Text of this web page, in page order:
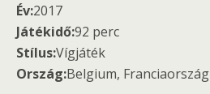
Év:2017
Játékidő:92 perc
Stílus:Vígjáték
Ország:Belgium, Franciaország